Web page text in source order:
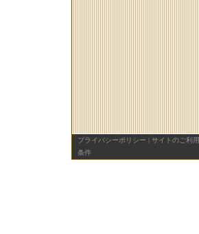
プライバシーポリシー | サイトのご利用
条件